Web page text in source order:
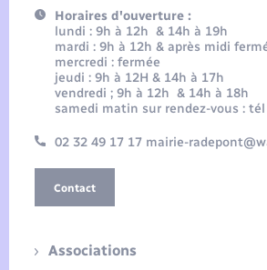
Horaires d'ouverture :
lundi : 9h à 12h & 14h à 19h
mardi : 9h à 12h & après midi
mercredi : fermée
jeudi : 9h à 12H & 14h à 17h
vendredi ; 9h à 12h & 14h à 18h
samedi matin sur rendez-vous : tél
02 32 49 17 17 mairie-
Contact
Associations